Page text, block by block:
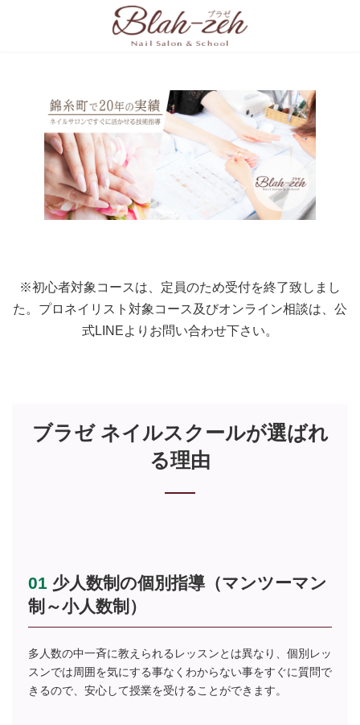
※初心者対象コースは、定員のため受付を終了致しまし
た。プロネイリスト対象コース及びオンライン相談は、公
式LINEよりお問い合わせ下さい。
ブラゼ ネイルスクールが選ばれ
る理由
01 少人数制の個別指導（マンツーマン
制～小人数制）
多人数の中一斉に教えられるレッスンとは異なり、個別レッ
スンでは周囲を気にする事なくわからない事をすぐに質問で
きるので、安心して授業を受けることができます。